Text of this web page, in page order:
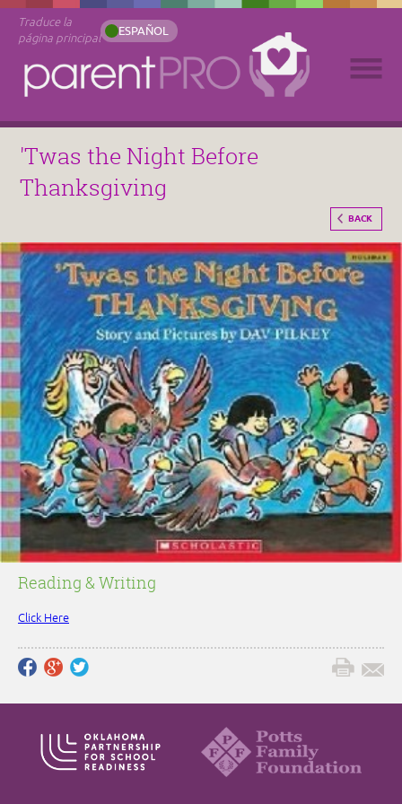
Traduce la
página principal
ESPAÑOL
'Twas the Night Before
Thanksgiving
BACK
Reading & Writing
Click Here